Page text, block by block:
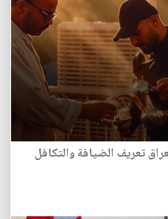
تعريف الضيافة والتكافل